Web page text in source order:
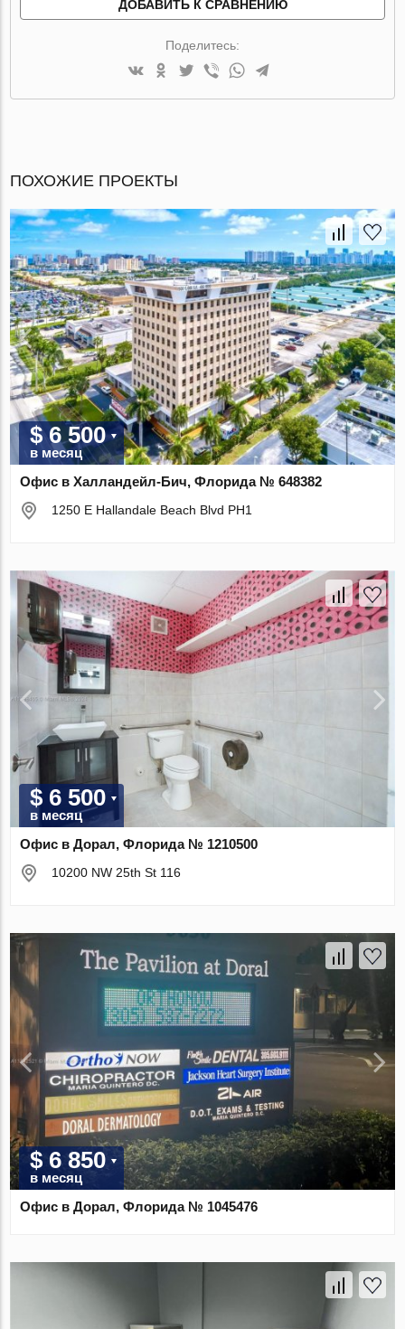
ДОБАВИТЬ К СРАВНЕНИЮ
Поделитесь:
ПОХОЖИЕ ПРОЕКТЫ
$ 6 500
в месяц
Офис в Халландейл-Бич, Флорида № 648382
1250 E Hallandale Beach Blvd PH1
$ 6 500
в месяц
Офис в Дорал, Флорида № 1210500
10200 NW 25th St 116
$ 6 850
в месяц
Офис в Дорал, Флорида № 1045476